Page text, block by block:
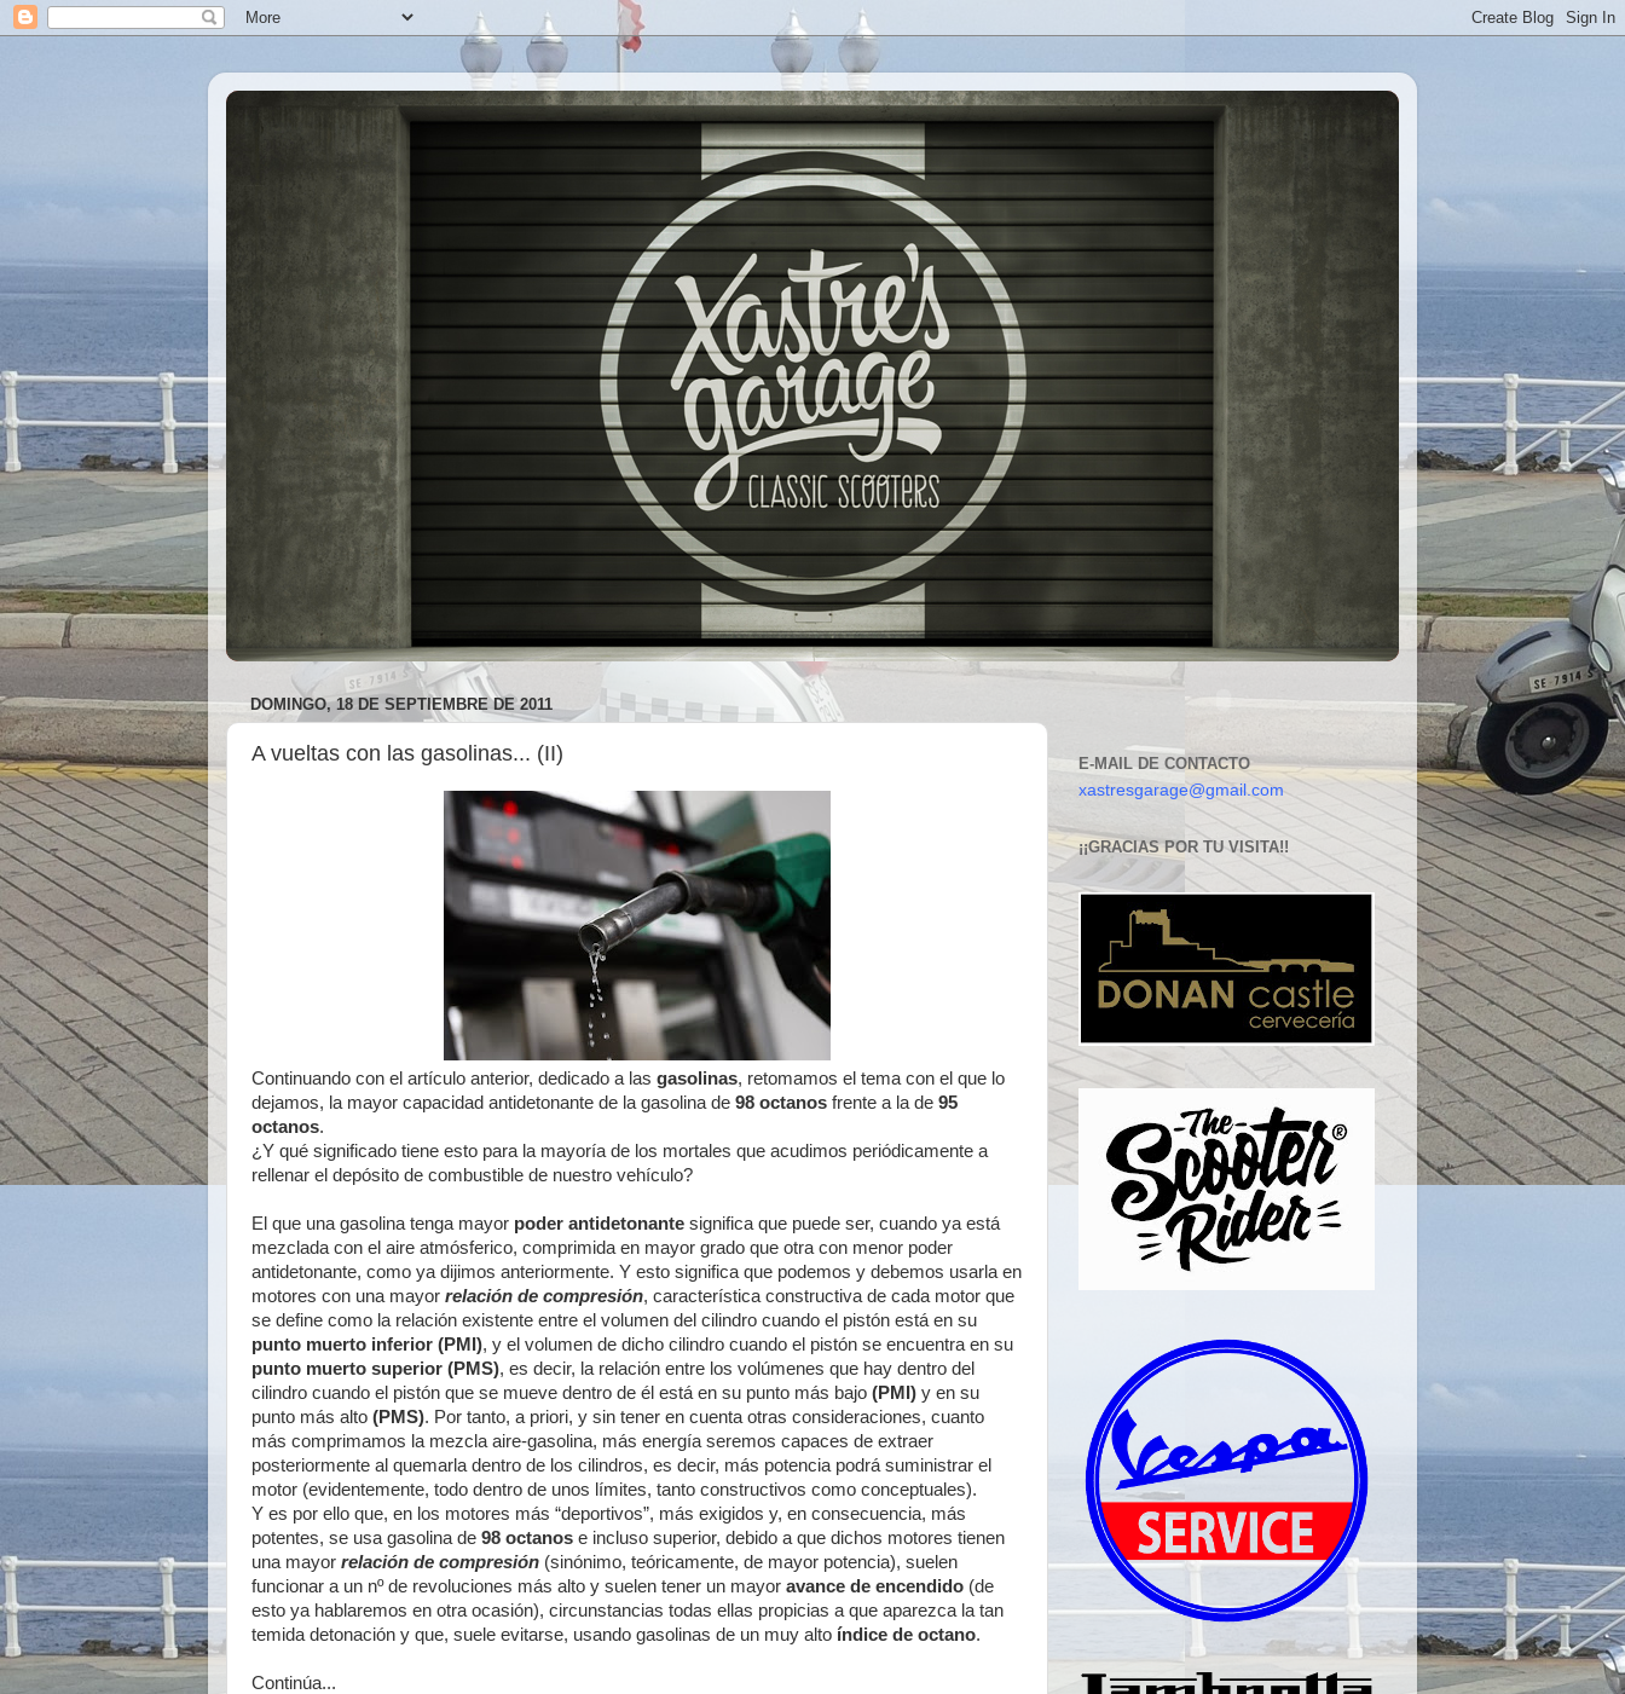
DOMINGO, 18 DE SEPTIEMBRE DE 2011
A vueltas con las gasolinas... (II)
Continuando con el artículo anterior, dedicado a las gasolinas, retomamos el tema con el que lo
dejamos, la mayor capacidad antidetonante de la gasolina de 98 octanos frente a la de 95
octanos.
¿Y qué significado tiene esto para la mayoría de los mortales que acudimos periódicamente a
rellenar el depósito de combustible de nuestro vehículo?
El que una gasolina tenga mayor poder antidetonante significa que puede ser, cuando ya está
mezclada con el aire atmósferico, comprimida en mayor grado que otra con menor poder
antidetonante, como ya dijimos anteriormente. Y esto significa que podemos y debemos usarla en
motores con una mayor relación de compresión, característica constructiva de cada motor que
se define como la relación existente entre el volumen del cilindro cuando el pistón está en su
punto muerto inferior (PMI), y el volumen de dicho cilindro cuando el pistón se encuentra en su
punto muerto superior (PMS), es decir, la relación entre los volúmenes que hay dentro del
cilindro cuando el pistón que se mueve dentro de él está en su punto más bajo (PMI) y en su
punto más alto (PMS). Por tanto, a priori, y sin tener en cuenta otras consideraciones, cuanto
más comprimamos la mezcla aire-gasolina, más energía seremos capaces de extraer
posteriormente al quemarla dentro de los cilindros, es decir, más potencia podrá suministrar el
motor (evidentemente, todo dentro de unos límites, tanto constructivos como conceptuales).
Y es por ello que, en los motores más “deportivos”, más exigidos y, en consecuencia, más
potentes, se usa gasolina de 98 octanos e incluso superior, debido a que dichos motores tienen
una mayor relación de compresión (sinónimo, teóricamente, de mayor potencia), suelen
funcionar a un nº de revoluciones más alto y suelen tener un mayor avance de encendido (de
esto ya hablaremos en otra ocasión), circunstancias todas ellas propicias a que aparezca la tan
temida detonación y que, suele evitarse, usando gasolinas de un muy alto índice de octano.
Continúa...
E-MAIL DE CONTACTO
xastresgarage@gmail.com
¡¡GRACIAS POR TU VISITA!!